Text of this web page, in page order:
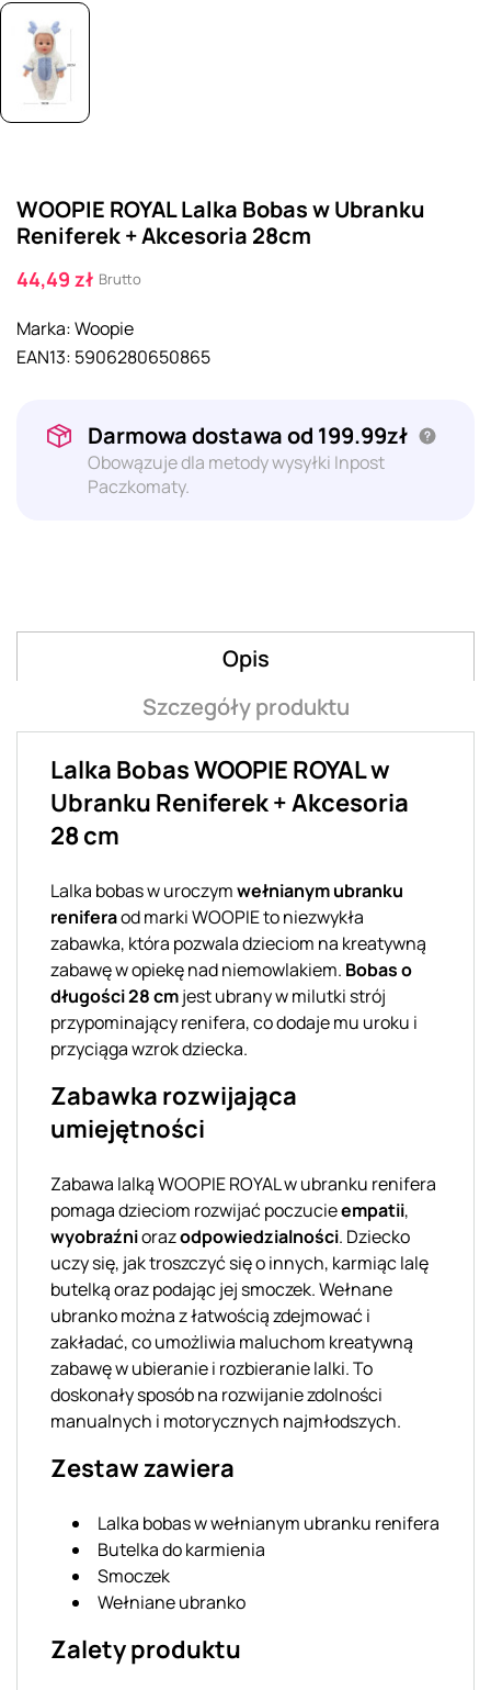
WOOPIE ROYAL Lalka Bobas w Ubranku
Reniferek + Akcesoria 28cm
44,49 zł Brutto
Marka:Woopie
EAN13: 5906280650865
Darmowa dostawa od 199.99zł
Obowązuje dla metody wysyłki Inpost
Paczkomaty.
Opis
Szczegóły produktu
Lalka Bobas WOOPIE ROYAL w
Ubranku Reniferek + Akcesoria
28 cm
Lalka bobas w uroczymwełnianym ubranku
reniferaod marki WOOPIE to niezwykła
zabawka, która pozwala dzieciom na kreatywną
zabawę w opiekę nad niemowlakiem. Bobas o
długości 28 cmjest ubrany w milutki strój
przypominający renifera, co dodaje mu uroku i
przyciąga wzrok dziecka.
Zabawka rozwijająca
umiejętności
Zabawa lalką WOOPIE ROYAL w ubranku renifera
pomaga dzieciom rozwijać poczucieempatii,
wyobraźniorazodpowiedzialności. Dziecko
uczy się, jak troszczyć się o innych, karmiąc lalę
butelką oraz podając jej smoczek. Wełnane
ubranko można z łatwością zdejmować i
zakładać, co umożliwia maluchom kreatywną
zabawę w ubieranie i rozbieranie lalki. To
doskonały sposób na rozwijanie zdolności
manualnych i motorycznych najmłodszych.
Zestaw zawiera
Lalka bobas w wełnianym ubranku renifera
Butelka do karmienia
Smoczek
Wełniane ubranko
Zalety produktu